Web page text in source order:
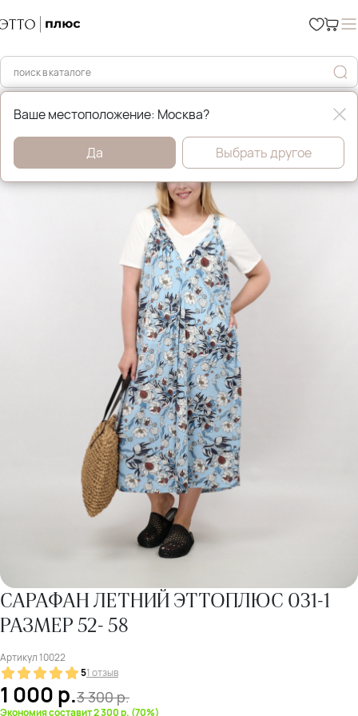
Главная Платья, сарафаны и туники
САРАФАН ЛЕТНИЙ ЭТТОПЛЮС 031-1
РАЗМЕР 52- 58
Артикул10022
51 отзыв
1 000р.3 300р.
Экономия составит 2 300 р. (70%)
Ваше местоположение: Москва?
Да Выбрать другое